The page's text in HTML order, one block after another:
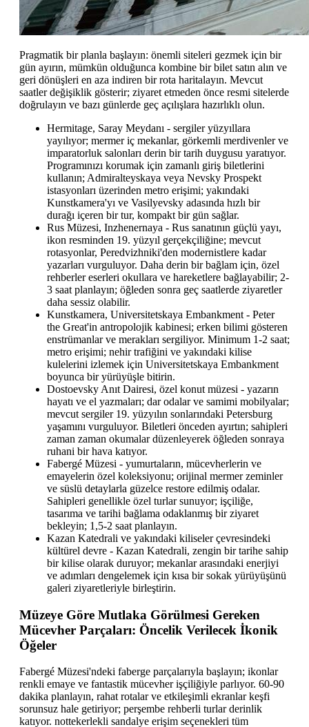
Pragmatik bir planla başlayın: önemli siteleri gezmek için bir
gün ayırın, mümkün olduğunca kombine bir bilet satın alın ve
geri dönüşleri en aza indiren bir rota haritalayın. Mevcut
saatler değişiklik gösterir; ziyaret etmeden önce resmi sitelerde
doğrulayın ve bazı günlerde geç açılışlara hazırlıklı olun.
Hermitage, Saray Meydanı - sergiler yüzyıllara
yayılıyor; mermer iç mekanlar, görkemli merdivenler ve
imparatorluk salonları derin bir tarih duygusu yaratıyor.
Programınızı korumak için zamanlı giriş biletlerini
kullanın; Admiralteyskaya veya Nevsky Prospekt
istasyonları üzerinden metro erişimi; yakındaki
Kunstkamera'yı ve Vasilyevsky adasında hızlı bir
durağı içeren bir tur, kompakt bir gün sağlar.
Rus Müzesi, Inzhenernaya - Rus sanatının güçlü yayı,
ikon resminden 19. yüzyıl gerçekçiliğine; mevcut
rotasyonlar, Peredvizhniki'den modernistlere kadar
yazarları vurguluyor. Daha derin bir bağlam için, özel
rehberler eserleri okullara ve hareketlere bağlayabilir; 2-
3 saat planlayın; öğleden sonra geç saatlerde ziyaretler
daha sessiz olabilir.
Kunstkamera, Universitetskaya Embankment - Peter
the Great'in antropolojik kabinesi; erken bilimi gösteren
enstrümanlar ve merakları sergiliyor. Minimum 1-2 saat;
metro erişimi; nehir trafiğini ve yakındaki kilise
kulelerini izlemek için Universitetskaya Embankment
boyunca bir yürüyüşle bitirin.
Dostoevsky Anıt Dairesi, özel konut müzesi - yazarın
hayatı ve el yazmaları; dar odalar ve samimi mobilyalar;
mevcut sergiler 19. yüzyılın sonlarındaki Petersburg
yaşamını vurguluyor. Biletleri önceden ayırtın; sahipleri
zaman zaman okumalar düzenleyerek öğleden sonraya
ruhani bir hava katıyor.
Fabergé Müzesi - yumurtaların, mücevherlerin ve
emayelerin özel koleksiyonu; orijinal mermer zeminler
ve süslü detaylarla güzelce restore edilmiş odalar.
Sahipleri genellikle özel turlar sunuyor; işçiliğe,
tasarıma ve tarihi bağlama odaklanmış bir ziyaret
bekleyin; 1,5-2 saat planlayın.
Kazan Katedrali ve yakındaki kiliseler çevresindeki
kültürel devre - Kazan Katedrali, zengin bir tarihe sahip
bir kilise olarak duruyor; mekanlar arasındaki enerjiyi
ve adımları dengelemek için kısa bir sokak yürüyüşünü
galeri ziyaretleriyle birleştirin.
Müzeye Göre Mutlaka Görülmesi Gereken
Mücevher Parçaları: Öncelik Verilecek İkonik
Öğeler
Fabergé Müzesi'ndeki faberge parçalarıyla başlayın; ikonlar
renkli emaye ve fantastik mücevher işçiliğiyle parlıyor. 60-90
dakika planlayın, rahat rotalar ve etkileşimli ekranlar keşfi
sorunsuz hale getiriyor; perşembe rehberli turlar derinlik
katıyor. nottekerlekli sandalye erişim seçenekleri tüm